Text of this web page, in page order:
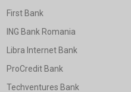
First Bank
ING Bank Romania
Libra Internet Bank
ProCredit Bank
Techventures Bank